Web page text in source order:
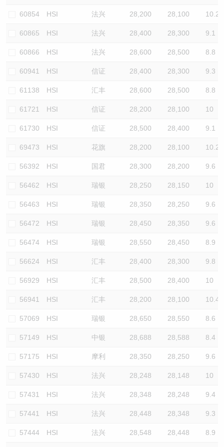
60854 HSI 法兴 28,200 28,100 10.2
60865 HSI 法兴 28,400 28,300 9.1
60866 HSI 法兴 28,600 28,500 8.8
60941 HSI 信证 28,400 28,300 9.3
61138 HSI 汇丰 28,600 28,500 8.8
61721 HSI 信证 28,200 28,100 10
61730 HSI 信证 28,500 28,400 9.1
69473 HSI 花旗 28,200 28,100 10.2
56392 HSI 国君 28,300 28,200 9.6
56462 HSI 瑞银 28,250 28,150 10
56463 HSI 瑞银 28,350 28,250 9.6
56472 HSI 瑞银 28,450 28,350 9.6
56474 HSI 瑞银 28,550 28,450 8.9
56624 HSI 汇丰 28,400 28,300 9.8
56929 HSI 汇丰 28,500 28,400 10
56941 HSI 汇丰 28,200 28,100 10.4
57069 HSI 瑞银 28,650 28,550 8.6
57149 HSI 中银 28,688 28,588 8.4
57175 HSI 摩利 28,350 28,250 9.6
57430 HSI 法兴 28,248 28,148 10
57431 HSI 法兴 28,348 28,248 9.4
57441 HSI 法兴 28,448 28,348 9.3
57444 HSI 法兴 28,548 28,448 8.9